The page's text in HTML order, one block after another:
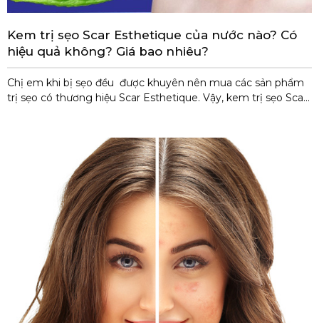
Kem trị sẹo Scar Esthetique của nước nào? Có
hiệu quả không? Giá bao nhiêu?
Chị em khi bị sẹo đều được khuyên nên mua các sản phẩm
trị sẹo có thương hiệu Scar Esthetique. Vậy, kem trị sẹo Scar
phải chi trả bao nhiêu để